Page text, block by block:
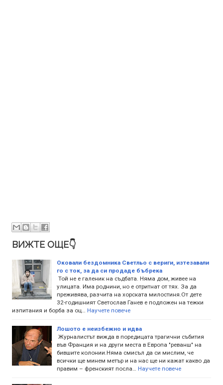
ВИЖТЕ ОЩЕ👇
Оковали бездомника Светльо с вериги, изтезавали
го с ток, за да си продаде бъбрека
Той не е галеник на съдбата. Няма дом, живее на
улицата. Има роднини, но е отритнат от тях. За да
преживява, разчита на хорската милостиня.От дете
32-годишният Светослав Ганев е подложен на тежки
изпитания и борба за оц…
Научете повече
Лошото е неизбежно и идва
Журналистът вижда в поредицата трагични събития
във Франция и на други места в Европа "реванш" на
бившите колонии.Няма смисъл да си мислим, че
всички ще минем метър и на нас ще ни кажат какво да
правим – френският посла…
Научете повече